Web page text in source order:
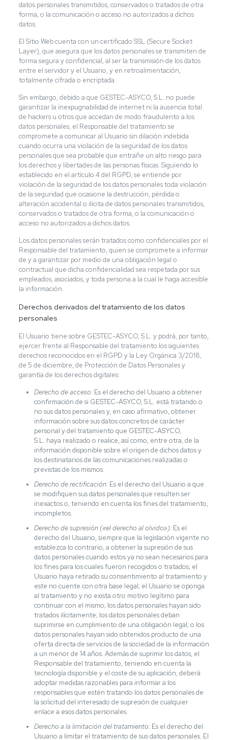
datos personales transmitidos, conservados o tratados de otra
forma, o la comunicación o acceso no autorizados a dichos
datos.
El Sitio Web cuenta con un certificado SSL (Secure Socket
Layer), que asegura que los datos personales se transmiten de
forma segura y confidencial, al ser la transmisión de los datos
entre el servidor y el Usuario, y en retroalimentación,
totalmente cifrada o encriptada.
Sin embargo, debido a que GESTEC-ASYCO, S.L. no puede
garantizar la inexpugnabilidad de internet ni la ausencia total
de hackers u otros que accedan de modo fraudulento a los
datos personales, el Responsable del tratamiento se
compromete a comunicar al Usuario sin dilación indebida
cuando ocurra una violación de la seguridad de los datos
personales que sea probable que entrañe un alto riesgo para
los derechos y libertades de las personas físicas. Siguiendo lo
establecido en el artículo 4 del RGPD, se entiende por
violación de la seguridad de los datos personales toda violación
de la seguridad que ocasione la destrucción, pérdida o
alteración accidental o ilícita de datos personales transmitidos,
conservados o tratados de otra forma, o la comunicación o
acceso no autorizados a dichos datos.
Los datos personales serán tratados como confidenciales por el
Responsable del tratamiento, quien se compromete a informar
de y a garantizar por medio de una obligación legal o
contractual que dicha confidencialidad sea respetada por sus
empleados, asociados, y toda persona a la cual le haga accesible
la información.
Derechos derivados del tratamiento de los datos
personales
El Usuario tiene sobre GESTEC-ASYCO, S.L. y podrá, por tanto,
ejercer frente al Responsable del tratamiento los siguientes
derechos reconocidos en el RGPD y la Ley Orgánica 3/2018,
de 5 de diciembre, de Protección de Datos Personales y
garantía de los derechos digitales:
Derecho de acceso:Es el derecho del Usuario a obtener
confirmación de si GESTEC-ASYCO, S.L. está tratando o
no sus datos personales y, en caso afirmativo, obtener
información sobre sus datos concretos de carácter
personal y del tratamiento que GESTEC-ASYCO,
S.L. haya realizado o realice, así como, entre otra, de la
información disponible sobre el origen de dichos datos y
los destinatarios de las comunicaciones realizadas o
previstas de los mismos.
Derecho de rectificación:Es el derecho del Usuario a que
se modifiquen sus datos personales que resulten ser
inexactos o, teniendo en cuenta los fines del tratamiento,
incompletos.
Derecho de supresión («el derecho al olvido»):Es el
derecho del Usuario, siempre que la legislación vigente no
establezca lo contrario, a obtener la supresión de sus
datos personales cuando estos ya no sean necesarios para
los fines para los cuales fueron recogidos o tratados; el
Usuario haya retirado su consentimiento al tratamiento y
este no cuente con otra base legal; el Usuario se oponga
al tratamiento y no exista otro motivo legítimo para
continuar con el mismo; los datos personales hayan sido
tratados ilícitamente; los datos personales deban
suprimirse en cumplimiento de una obligación legal; o los
datos personales hayan sido obtenidos producto de una
oferta directa de servicios de la sociedad de la información
a un menor de 14 años. Además de suprimir los datos, el
Responsable del tratamiento, teniendo en cuenta la
tecnología disponible y el coste de su aplicación, deberá
adoptar medidas razonables para informar a los
responsables que estén tratando los datos personales de
la solicitud del interesado de supresión de cualquier
enlace a esos datos personales.
Derecho a la limitación del tratamiento:Es el derecho del
Usuario a limitar el tratamiento de sus datos personales. El